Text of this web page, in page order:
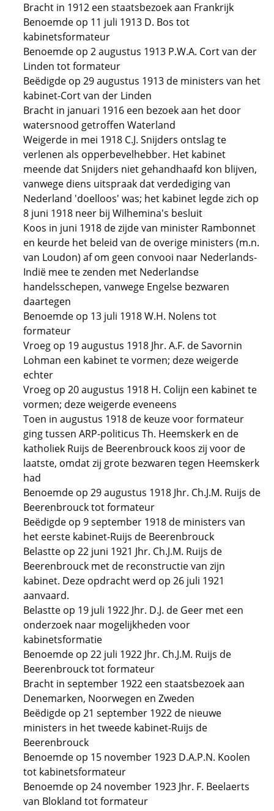
Bracht in 1912 een staatsbezoek aan Frankrijk
Benoemde op 11 juli 1913 D. Bos tot
kabinetsformateur
Benoemde op 2 augustus 1913 P.W.A. Cort van der
Linden tot formateur
Beëdigde op 29 augustus 1913 de ministers van het
kabinet-Cort van der Linden
Bracht in januari 1916 een bezoek aan het door
watersnood getroffen Waterland
Weigerde in mei 1918 C.J. Snijders ontslag te
verlenen als opperbevelhebber. Het kabinet
meende dat Snijders niet gehandhaafd kon blijven,
vanwege diens uitspraak dat verdediging van
Nederland 'doelloos' was; het kabinet legde zich op
8 juni 1918 neer bij Wilhemina's besluit
Koos in juni 1918 de zijde van minister Rambonnet
en keurde het beleid van de overige ministers (m.n.
van Loudon) af om geen convooi naar Nederlands-
Indië mee te zenden met Nederlandse
handelsschepen, vanwege Engelse bezwaren
daartegen
Benoemde op 13 juli 1918 W.H. Nolens tot
formateur
Vroeg op 19 augustus 1918 Jhr. A.F. de Savornin
Lohman een kabinet te vormen; deze weigerde
echter
Vroeg op 20 augustus 1918 H. Colijn een kabinet te
vormen; deze weigerde eveneens
Toen in augustus 1918 de keuze voor formateur
ging tussen ARP-politicus Th. Heemskerk en de
katholiek Ruijs de Beerenbrouck koos zij voor de
laatste, omdat zij grote bezwaren tegen Heemskerk
had
Benoemde op 29 augustus 1918 Jhr. Ch.J.M. Ruijs de
Beerenbrouck tot formateur
Beëdigde op 9 september 1918 de ministers van
het eerste kabinet-Ruijs de Beerenbrouck
Belastte op 22 juni 1921 Jhr. Ch.J.M. Ruijs de
Beerenbrouck met de reconstructie van zijn
kabinet. Deze opdracht werd op 26 juli 1921
aanvaard.
Belastte op 19 juli 1922 Jhr. D.J. de Geer met een
onderzoek naar mogelijkheden voor
kabinetsformatie
Benoemde op 22 juli 1922 Jhr. Ch.J.M. Ruijs de
Beerenbrouck tot formateur
Bracht in september 1922 een staatsbezoek aan
Denemarken, Noorwegen en Zweden
Beëdigde op 21 september 1922 de nieuwe
ministers in het tweede kabinet-Ruijs de
Beerenbrouck
Benoemde op 15 november 1923 D.A.P.N. Koolen
tot kabinetsformateur
Benoemde op 24 november 1923 Jhr. F. Beelaerts
van Blokland tot formateur